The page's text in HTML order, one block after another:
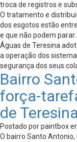
troca de registros e
O tratamento e
dos esgotos estão
e que não podem
Águas de Teresina
a operação dos
segurança dos seus
Bairro
força-
de
Postado por paintbox
O bairro Santo